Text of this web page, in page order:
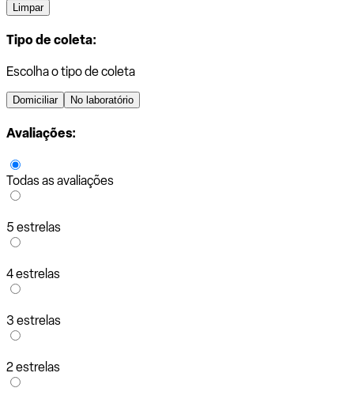
Limpar
Tipo de coleta:
Escolha o tipo de coleta
Domiciliar No laboratório
Avaliações:
Todas as avaliações
5 estrelas
4 estrelas
3 estrelas
2 estrelas